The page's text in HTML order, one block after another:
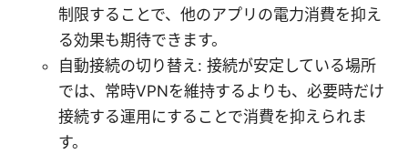
制限することで、他のアプリの電力消費を抑え
る効果も期待できます。
自動接続の切り替え: 接続が安定している場所
では、常時VPNを維持するよりも、必要時だけ
接続する運用にすることで消費を抑えられま
す。